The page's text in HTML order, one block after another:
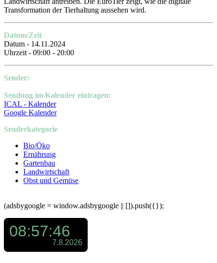
Transformation der Tierhaltung aussehen wird.
Datum/Zeit
Datum - 14.11.2024
Uhrzeit - 09:00 - 20:00
Sender:
Sendung im Kalender eintragen:
ICAL - Kalender
Google Kalender
Senderkategorie
Bio/Öko
Ernährung
Gartenbau
Landwirtschaft
Obst und Gemüse
(adsbygoogle = window.adsbygoogle || []).push({});